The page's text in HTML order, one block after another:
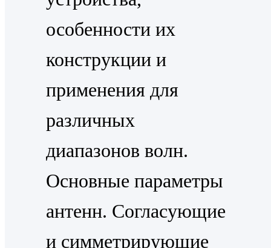
особенности их
конструкции и
применения для
различных
диапазонов волн.
Основные параметры
антенн. Согласующие
и симметрирующие